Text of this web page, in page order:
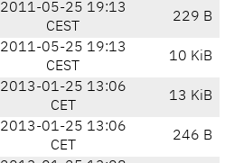
2011-05-25 19:13
CEST
229 B
2011-05-25 19:13
CEST
10 KiB
2013-01-25 13:06
CET
13 KiB
2013-01-25 13:06
CET
246 B